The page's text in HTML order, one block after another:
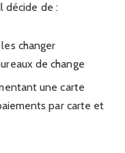
décide de :
changer
de change
une carte
par carte et